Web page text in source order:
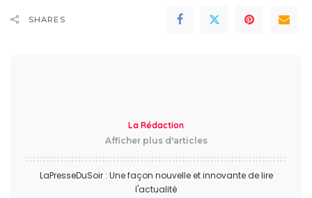
SHARES
La Rédaction
Afficher plus d'articles
LaPresseDuSoir : Une façon nouvelle et innovante de lire
l'actualité